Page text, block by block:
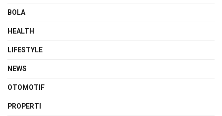
BOLA
HEALTH
LIFESTYLE
NEWS
OTOMOTIF
PROPERTI